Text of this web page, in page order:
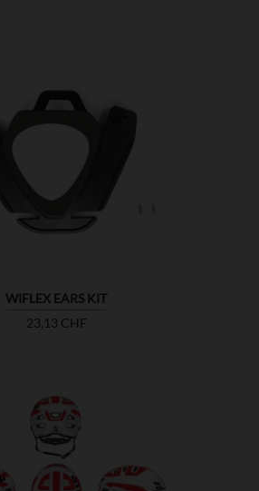
WIFLEX EARS KIT
Prix
23,13 CHF
